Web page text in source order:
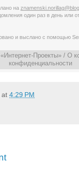
на
один раз в день или
и выслано с помощью
Проекты» / О
конфиденциальности
at 4:29 PM